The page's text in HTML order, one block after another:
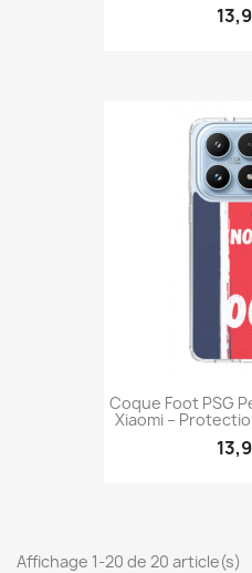
Coque Foot PSG
Xiaomi –
Affichage 1-20 de 20 article(s)